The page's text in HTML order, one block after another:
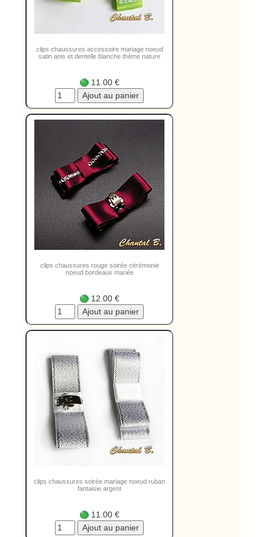
clips chaussures accessoire mariage noeud
satin anis et dentelle blanche thème nature
11.00 €
clips chaussures rouge soirée cérémonie
noeud bordeaux mariée
12.00 €
clips chaussures soirée mariage noeud ruban
fantaisie argent
11.00 €